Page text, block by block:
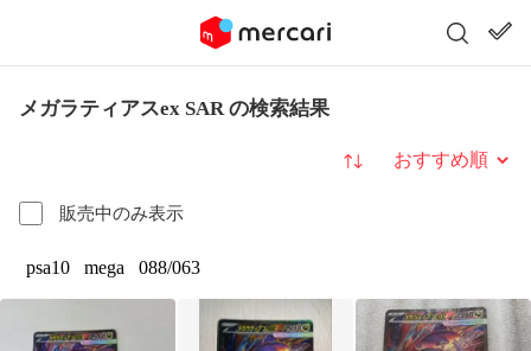
メガラティアスex SAR の検索結果
販売中のみ表示
並び替え
psa10 mega 088/063